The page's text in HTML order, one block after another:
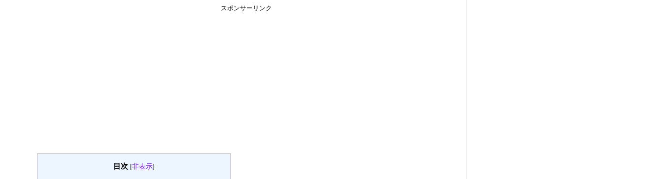
スポンサーリンク
目次 [非表示]